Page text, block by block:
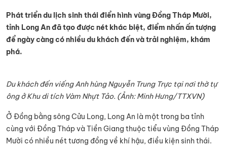
Phát triển du lịch sinh thái điển hình vùng Đồng Tháp Mười,
tỉnh Long An đã tạo được nét khác biệt, điểm nhấn ấn tượng
để ngày càng có nhiều du khách đến và trải nghiệm, khám
phá.
Du khách đến viếng Anh hùng Nguyễn Trung Trực tại nơi thờ tự
ông ở Khu di tích Vàm Nhựt Tảo. (Ảnh: Minh Hưng/TTXVN)
Ở Đồng bằng sông Cửu Long, Long An là một trong ba tỉnh
cùng với Đồng Tháp và Tiền Giang thuộc tiểu vùng Đồng Tháp
Mười có nhiều nét tương đồng về khí hậu, điều kiện sinh thái.